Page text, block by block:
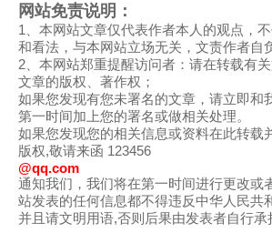
网站免责说明：
1、本网站文章仅代表作者本人的观点，
和看法，与本网站立场无关，文责作者自
2、本网站郑重提醒访问者：请在转载有
文章的版权、著作权；
如果您发现有您未署名的文章，请立即和
第一时间加上您的署名或做相关处理。
如果您发现您的相关信息或资料在此转载
版权,敬请来函 123456
@qq.com
通知我们，我们将在第一时间进行更改或
站发表的任何信息都不得违反中华人民共
并且请文明用语,否则后果由发表者自行承